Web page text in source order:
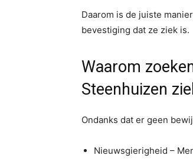
Daarom is de juiste
bevestiging dat ze ziek is.
Waarom
Steenhuizen
Ondanks dat er geen
Nieuwsgierigheid –